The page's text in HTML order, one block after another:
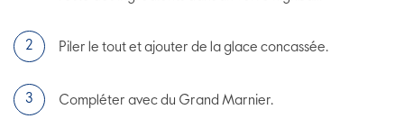
Piler le tout et ajouter de la glace concassée.
Compléter avec du Grand Marnier.